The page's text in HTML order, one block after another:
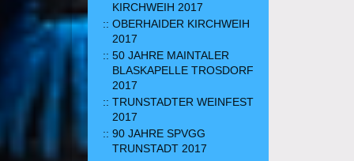
KIRCHWEIH 2017
OBERHAIDER KIRCHWEIH
2017
50 JAHRE MAINTALER
BLASKAPELLE TROSDORF
2017
TRUNSTADTER WEINFEST
2017
90 JAHRE SPVGG
TRUNSTADT 2017